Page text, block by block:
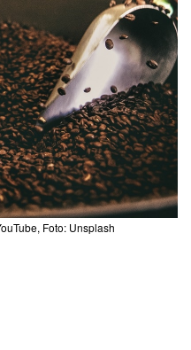
Foto: Unsplash